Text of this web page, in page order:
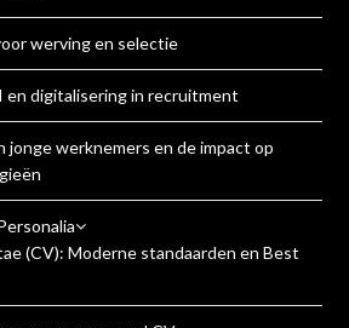
werving en selectie
en digitalisering in recruitment
jonge werknemers en de impact op
(CV): Moderne standaarden en Best